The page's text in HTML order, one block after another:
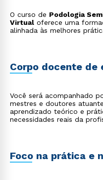
calçados;
Educação e
instrutor em cursos
O curso de Podologia
Virtual oferece uma
alinhada às melhores
Corpo docente de
Você será acompanhado
mestres e doutores
aprendizado teórico e
necessidades reais da
Foco na prática e